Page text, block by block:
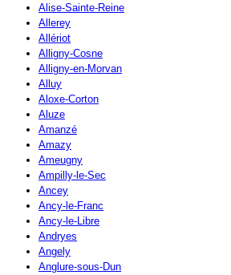
Alise-Sainte-Reine
Allerey
Allériot
Alligny-Cosne
Alligny-en-Morvan
Alluy
Aloxe-Corton
Aluze
Amanzé
Amazy
Ameugny
Ampilly-le-Sec
Ancey
Ancy-le-Franc
Ancy-le-Libre
Andryes
Angely
Anglure-sous-Dun